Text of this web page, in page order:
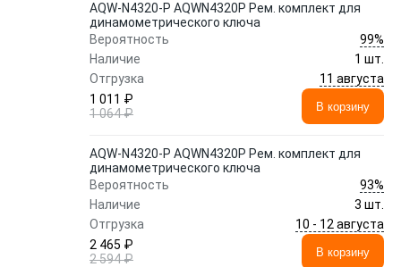
AQW-N4320-P AQWN4320P Рем. комплект для
динамометрического ключа
Вероятность
99%
Наличие
1 шт.
Отгрузка
11 августа
1 011 ₽
1 064 ₽
В корзину
AQW-N4320-P AQWN4320P Рем. комплект для
динамометрического ключа
Вероятность
93%
Наличие
3 шт.
Отгрузка
10 - 12 августа
2 465 ₽
2 594 ₽
В корзину